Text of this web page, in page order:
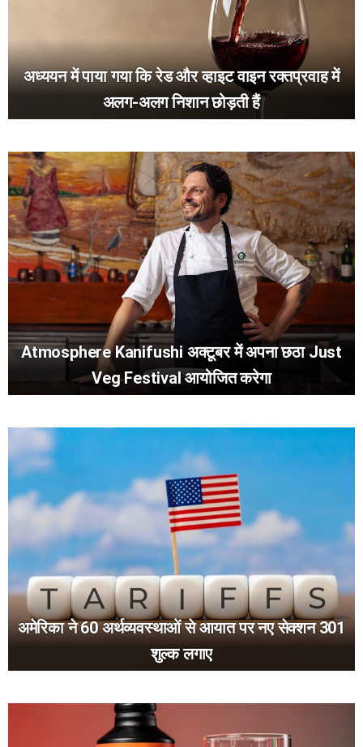
अध्ययन में पाया गया कि रेड और व्हाइट वाइन रक्तप्रवाह में
अलग-अलग निशान छोड़ती हैं
Atmosphere Kanifushi अक्टूबर में अपना छठा Just
Veg Festival आयोजित करेगा
अमेरिका ने 60 अर्थव्यवस्थाओं से आयात पर नए सेक्शन 301
शुल्क लगाए